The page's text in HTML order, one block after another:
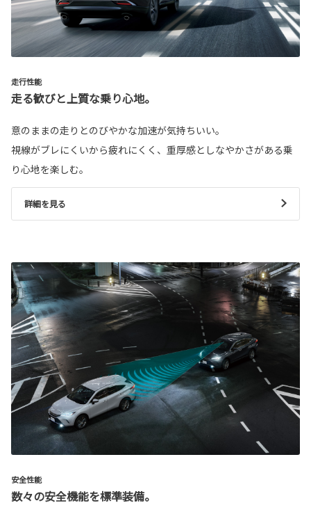
走行性能
走る歓びと上質な乗り心地。
意のままの走りとのびやかな加速が気持ちいい。
視線がブレにくいから疲れにくく、重厚感としなやかさがある乗
り心地を楽しむ。
詳細を見る
安全性能
数々の安全機能を標準装備。